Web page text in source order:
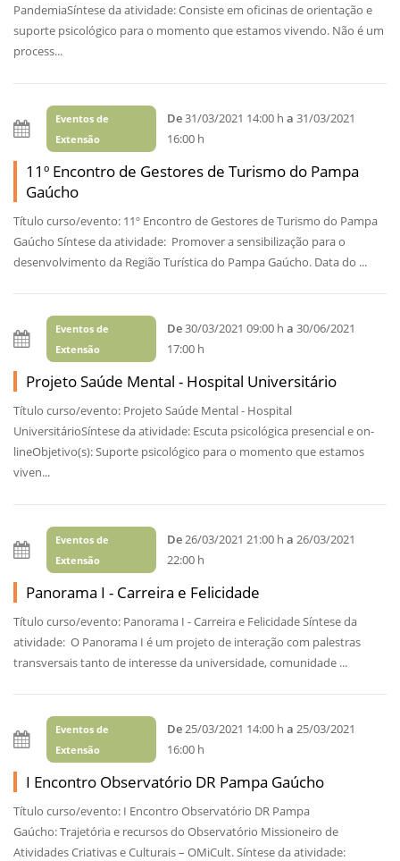
PandemiaSíntese da atividade: Consiste em oficinas de orientação e
suporte psicológico para o momento que estamos vivendo. Não é um
process...
Eventos de
Extensão
De31/03/2021 14:00 ha 31/03/2021
16:00 h
11º Encontro de Gestores de Turismo do Pampa
Gaúcho
Título curso/evento: 11º Encontro de Gestores de Turismo do Pampa
Gaúcho Síntese da atividade: Promover a sensibilização para o
desenvolvimento da Região Turística do Pampa Gaúcho. Data do ...
Eventos de
Extensão
De30/03/2021 09:00 ha 30/06/2021
17:00 h
Projeto Saúde Mental - Hospital Universitário
Título curso/evento: Projeto Saúde Mental - Hospital
UniversitárioSíntese da atividade: Escuta psicológica presencial e on-
lineObjetivo(s): Suporte psicológico para o momento que estamos
viven...
Eventos de
Extensão
De 26/03/2021 21:00 ha 26/03/2021
22:00 h
Panorama I - Carreira e Felicidade
Título curso/evento: Panorama I - Carreira e Felicidade Síntese da
atividade: O Panorama I é um projeto de interação com palestras
transversais tanto de interesse da universidade, comunidade ...
Eventos de
Extensão
De25/03/2021 14:00 ha 25/03/2021
16:00 h
I Encontro Observatório DR Pampa Gaúcho
Título curso/evento: I Encontro Observatório DR Pampa
Gaúcho: Trajetória e recursos do Observatório Missioneiro de
Atividades Criativas e Culturais – OMiCult. Síntese da atividade: